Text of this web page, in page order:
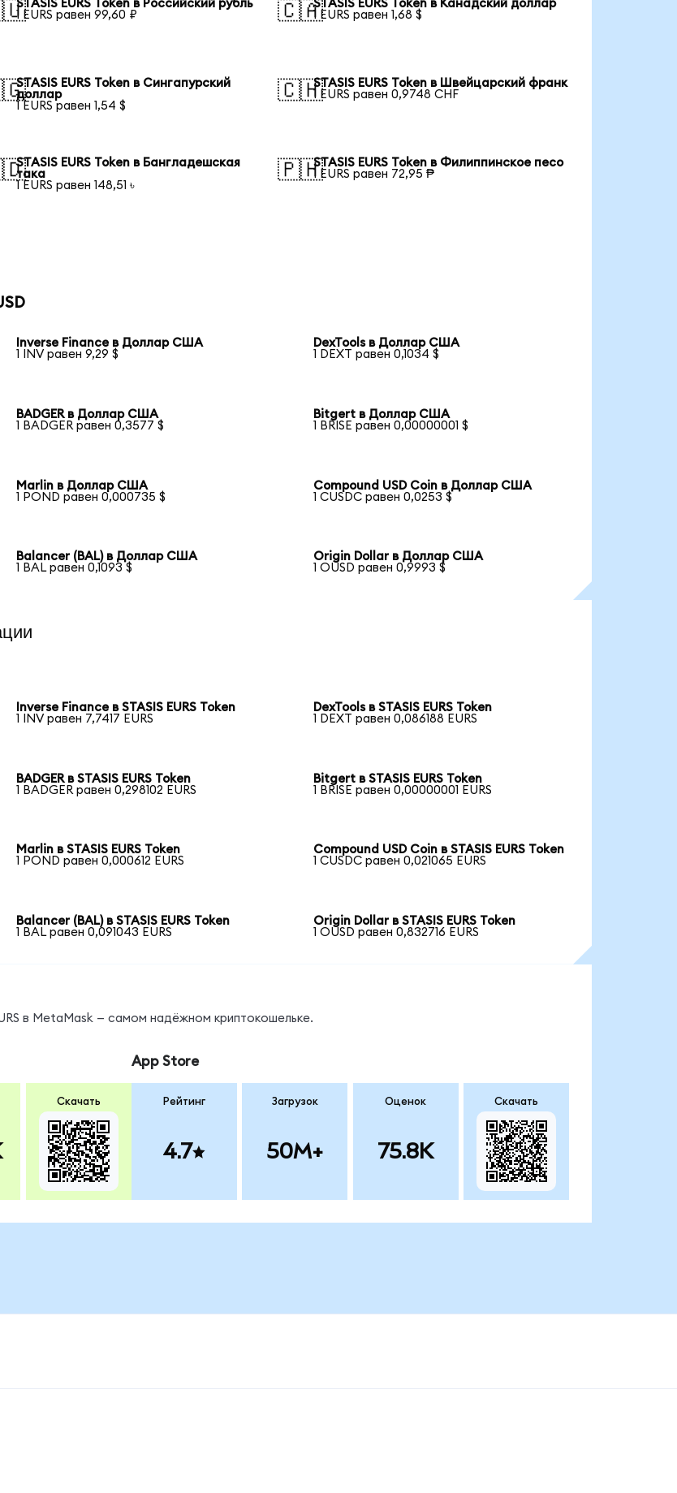
STASIS EURS Token в Российский рубль
1 EURS равен 99,60 ₽
🇨🇦STASIS EURS Token в Канадский доллар
1 EURS равен 1,68 $
STASIS EURS Token в Сингапурский
доллар
1 EURS равен 1,54 $
🇨🇭STASIS EURS Token в Швейцарский франк
1 EURS равен 0,9748 CHF
STASIS EURS Token в Бангладешская
така
1 EURS равен 148,51 ৳
🇵🇭STASIS EURS Token в Филиппинское песо
1 EURS равен 72,95 ₱
Inverse Finance в Доллар США
1 INV равен 9,29 $
DexTools в Доллар США
1 DEXT равен 0,1034 $
BADGER в Доллар США
1 BADGER равен 0,3577 $
Bitgert в Доллар США
1 BRISE равен 0,00000001 $
Marlin в Доллар США
1 POND равен 0,000735 $
Compound USD Coin в Доллар США
1 CUSDC равен 0,0253 $
Balancer (BAL) в Доллар США
1 BAL равен 0,1093 $
Origin Dollar в Доллар США
1 OUSD равен 0,9993 $
Inverse Finance в STASIS EURS Token
1 INV равен 7,7417 EURS
DexTools в STASIS EURS Token
1 DEXT равен 0,086188 EURS
BADGER в STASIS EURS Token
1 BADGER равен 0,298102 EURS
Bitgert в STASIS EURS Token
1 BRISE равен 0,00000001 EURS
Marlin в STASIS EURS Token
1 POND равен 0,000612 EURS
Compound USD Coin в STASIS EURS Token
1 CUSDC равен 0,021065 EURS
Balancer (BAL) в STASIS EURS Token
1 BAL равен 0,091043 EURS
Origin Dollar в STASIS EURS Token
1 OUSD равен 0,832716 EURS
в MetaMask — самом надёжном криптокошельке.
Скачать
App Store
Рейтинг
4.7
Загрузок
50M+
Оценок
75.8K
Скачать